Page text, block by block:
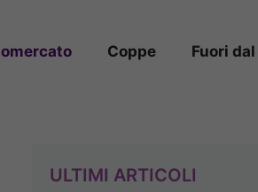
Coppe Fuori
ULTIMI ARTICOLI